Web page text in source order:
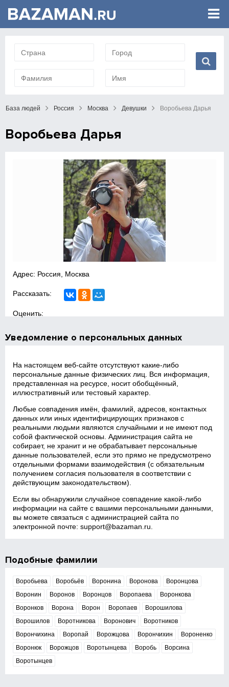
База людей Россия Москва Девушки Воробьева Дарья
Воробьева Дарья
Адрес: Россия, Москва
Рассказать:
Оценить:
Уведомление о персональных данных
На настоящем веб‑сайте отсутствуют какие‑либо
персональные данные физических лиц. Вся информация,
представленная на ресурсе, носит обобщённый,
иллюстративный или тестовый характер.
Любые совпадения имён, фамилий, адресов, контактных
данных или иных идентифицирующих признаков с
реальными людьми являются случайными и не имеют под
собой фактической основы. Администрация сайта не
собирает, не хранит и не обрабатывает персональные
данные пользователей, если это прямо не предусмотрено
отдельными формами взаимодействия (с обязательным
получением согласия пользователя в соответствии с
действующим законодательством).
Если вы обнаружили случайное совпадение какой‑либо
информации на сайте с вашими персональными данными,
вы можете связаться с администрацией сайта по
электронной почте:support@bazaman.ru
Подобные фамилии
Воробьева Воробьёв Воронина Воронова
Воронцова
Воронин
Воронов Воронцов Воропаева
Воронкова
Воронков
Ворона Ворон Воропаев
Ворошилова
Ворошилов
Воротникова Воронович
Воротников
Ворончихина
Воропай Ворожцова Ворончихин
Вороненко
Воронюк
Ворожцов Воротынцева Воробь
Ворсина
Воротынцев